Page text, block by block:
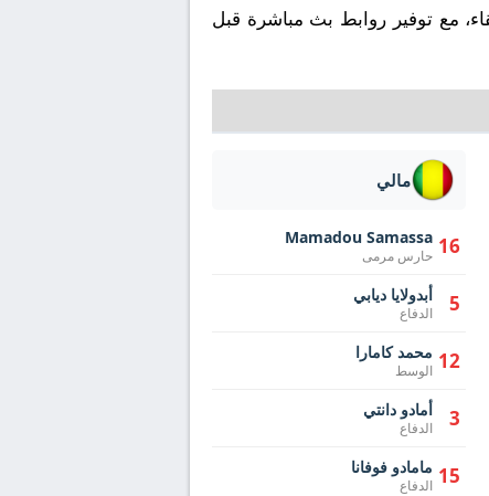
مع توفير روابط بث مباشرة قبل
مالي
16
Mamadou Samassa
حارس مرمى
5 أبدولايا ديابي
الدفاع
12 محمد كامارا
الوسط
3 أمادو دانتي
الدفاع
15 مامادو فوفانا
الدفاع